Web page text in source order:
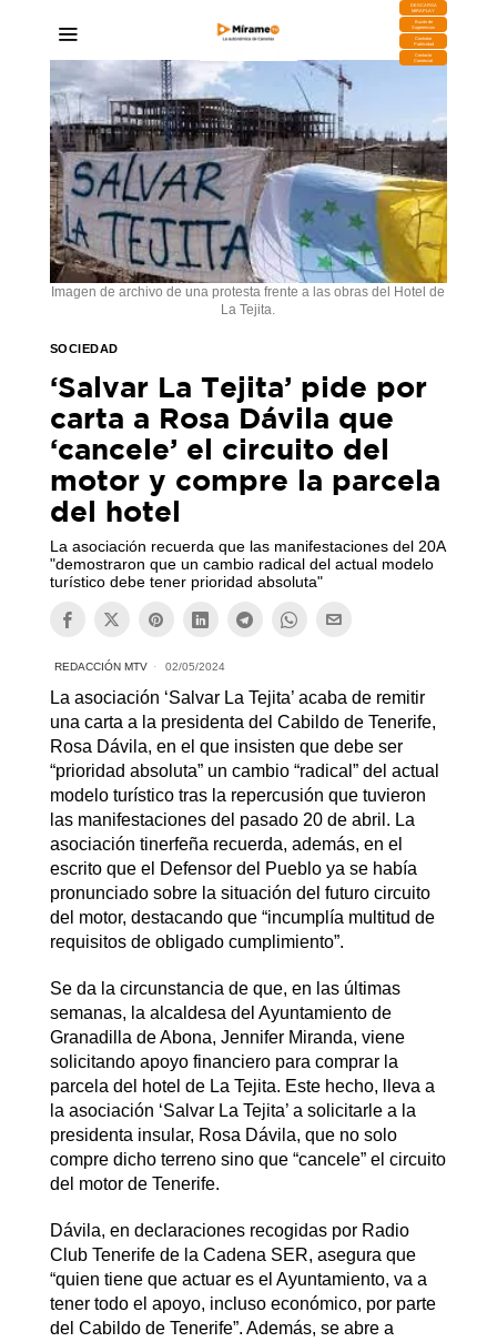
DESCARGA
MIRAPLAY
Buzón de
Sugerencias
Contratar
Publicidad
Contacto
Comercial
Imagen de archivo de una protesta frente a las obras del Hotel de
La Tejita.
SOCIEDAD
‘Salvar La Tejita’ pide por
carta a Rosa Dávila que
‘cancele’ el circuito del
motor y compre la parcela
del hotel
La asociación recuerda que las manifestaciones del 20A
"demostraron que un cambio radical del actual modelo
turístico debe tener prioridad absoluta"
REDACCIÓN MTV 02/05/2024
La asociación ‘Salvar La Tejita’ acaba de remitir
una carta a la presidenta del Cabildo de Tenerife,
Rosa Dávila, en el que insisten que debe ser
“prioridad absoluta” un cambio “radical” del actual
modelo turístico tras la repercusión que tuvieron
las manifestaciones del pasado 20 de abril. La
asociación tinerfeña recuerda, además, en el
escrito que el Defensor del Pueblo ya se había
pronunciado sobre la situación del futuro circuito
del motor, destacando que “incumplía multitud de
requisitos de obligado cumplimiento”.
Se da la circunstancia de que, en las últimas
semanas, la alcaldesa del Ayuntamiento de
Granadilla de Abona, Jennifer Miranda, viene
solicitando apoyo financiero para comprar la
parcela del hotel de La Tejita. Este hecho, lleva a
la asociación ‘Salvar La Tejita’ a solicitarle a la
presidenta insular, Rosa Dávila, que no solo
compre dicho terreno sino que “cancele” el circuito
del motor de Tenerife.
Dávila, en declaraciones recogidas por Radio
Club Tenerife de la Cadena SER, asegura que
“quien tiene que actuar es el Ayuntamiento, va a
tener todo el apoyo, incluso económico, por parte
del Cabildo de Tenerife”. Además, se abre a